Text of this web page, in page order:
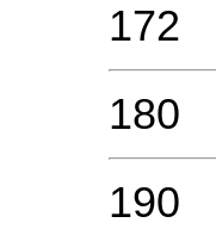
172
180
190